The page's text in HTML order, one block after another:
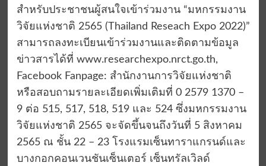
สำหรับประชาชนผู้สนใจเข้าร่วมงาน “มหกรรมงาน
วิจัยแห่งชาติ 2565 (Thailand Reseach Expo 2022)”
สามารถลงทะเบียนเข้าร่วมงานและติดตามข้อมูล
ข่าวสารได้ที่ www.researchexpo.nrct.go.th,
Facebook Fanpage: สำนักงานการวิจัยแห่งชาติ
หรือสอบถามรายละเอียดเพิ่มเติมที่ 0 2579 1370 –
9 ต่อ 515, 517, 518, 519 และ 524 ซึ่งมหกรรมงาน
วิจัยแห่งชาติ 2565 จะจัดขึ้นจนถึงวันที่ 5 สิงหาคม
2565 ณ ชั้น 22 – 23 โรงแรมเซ็นทาราแกรนด์และ
บางกอกคอนเวนชันเซ็นเตอร์ เซ็นทรัลเวิลด์